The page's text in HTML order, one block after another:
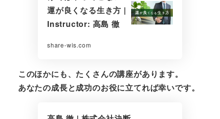
運が良くなる生き方 |
Instructor: 高島 徹
share-wis.com
このほかにも、たくさんの講座があります。
あなたの成長と成功のお役に立てれば幸いです。